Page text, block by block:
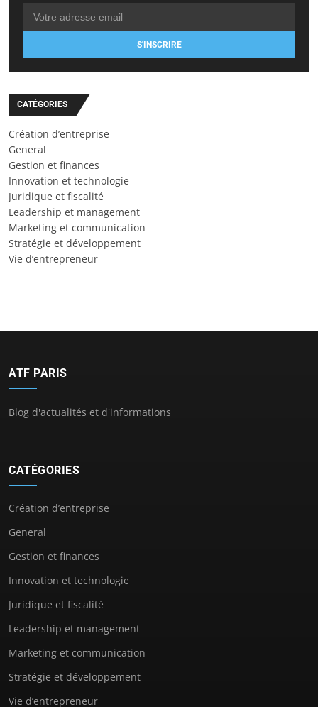
S'INSCRIRE
CATÉGORIES
Création d’entreprise
General
Gestion et finances
Innovation et technologie
Juridique et fiscalité
Leadership et management
Marketing et communication
Stratégie et développement
Vie d’entrepreneur
ATF PARIS
Blog d'actualités et d'informations
CATÉGORIES
Création d’entreprise
General
Gestion et finances
Innovation et technologie
Juridique et fiscalité
Leadership et management
Marketing et communication
Stratégie et développement
Vie d’entrepreneur